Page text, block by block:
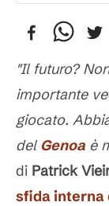
"Il futuro?
importante
giocato.
del Genoa è
di Patrick
sfida interna